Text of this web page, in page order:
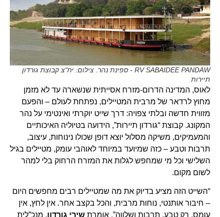
RV SABAIDEE PANDAW - ספינת נהר. צילום: יח"צ קבוצת גורדון
תיירות
לאוס, המדינה הדרום-מזרח אסייתית שנשארה עד לא מזמן
מחוץ לרדאר של מרבית המטיילים, נפתחת לעולם – והפעם
מזווית חדשה ובלתי צפויה: דרך שייט יוקרתי ואינטימי על נהר
המקונג. קבוצת “גורדון תיירות”, הידועה בטיוליה האיכותיים
והמעמיקים, משיקה מסלול יוצא דופן שכולו נינוחות, עיצוב,
תרבות וטבע – כזה שמיועד במיוחד לאוהבי עומק, מטיילים בגיל
השלישי וכל מי שמחפש לגלות את המזרח הרחוק בלי למהר
לשום מקום.
“השייט הזה מציע בדיוק את מה שמטיילים רבים מחפשים היום
– חיבור אותנטי, נוחות מרבית, והכל בקצב אחר. אין לחץ, אין
עומס. רק טבע, תרבות ושלווה”, אומרתשירי גורדון, מנכ”לית